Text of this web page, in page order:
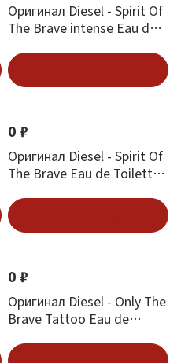
Оригинал Diesel - Spirit Of
The Brave intense Eau de
0 ₽
Оригинал Diesel - Spirit Of
The Brave Eau de Toilette
0 ₽
Оригинал Diesel - Only The
Brave Tattoo Eau de